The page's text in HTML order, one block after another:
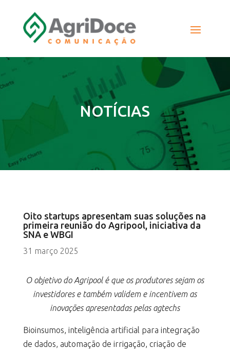
NOTÍCIAS
Oito startups apresentam suas soluções na
primeira reunião do Agripool, iniciativa da
SNA e WBGI
31 março 2025
O objetivo do Agripool é que os produtores sejam os
investidores e também validem e incentivem as
inovações apresentadas pelas agtechs
Bioinsumos, inteligência artificial para integração
de dados, automação de irrigação, criação de